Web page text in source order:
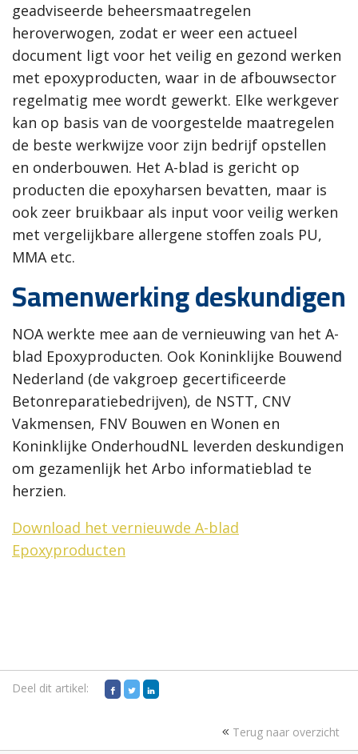
geadviseerde beheersmaatregelen
heroverwogen, zodat er weer een actueel
document ligt voor het veilig en gezond werken
met epoxyproducten, waar in de afbouwsector
regelmatig mee wordt gewerkt. Elke werkgever
kan op basis van de voorgestelde maatregelen
de beste werkwijze voor zijn bedrijf opstellen
en onderbouwen. Het A-blad is gericht op
producten die epoxyharsen bevatten, maar is
ook zeer bruikbaar als input voor veilig werken
met vergelijkbare allergene stoffen zoals PU,
MMA etc.
Samenwerking deskundigen
NOA werkte mee aan de vernieuwing van het A-
blad Epoxyproducten. Ook Koninklijke Bouwend
Nederland (de vakgroep gecertificeerde
Betonreparatiebedrijven), de NSTT, CNV
Vakmensen, FNV Bouwen en Wonen en
Koninklijke OnderhoudNL leverden deskundigen
om gezamenlijk het Arbo informatieblad te
herzien.
Download het vernieuwde A-blad
Epoxyproducten
Deel dit artikel:
Terug naar overzicht